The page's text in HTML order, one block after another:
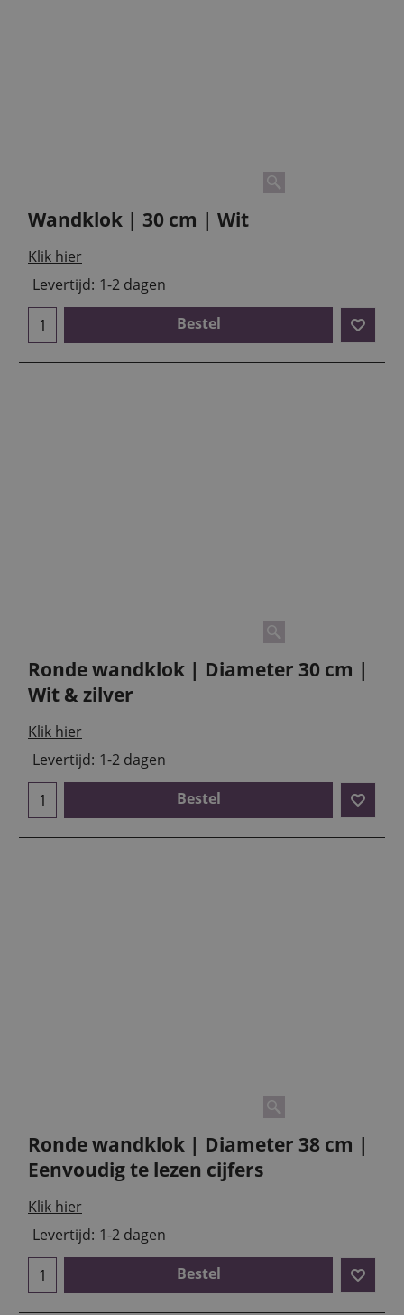
Wandklok | 30 cm | Wit
Klik hier
Levertijd: 1-2 dagen
Bestel
Ronde wandklok | Diameter 30 cm |
Wit & zilver
Klik hier
Levertijd: 1-2 dagen
Bestel
Ronde wandklok | Diameter 38 cm |
Eenvoudig te lezen cijfers
Klik hier
Levertijd: 1-2 dagen
Bestel